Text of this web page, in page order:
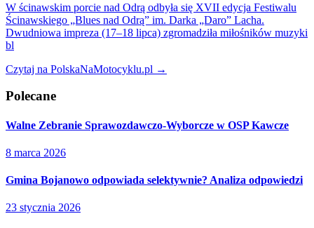
W ścinawskim porcie nad Odrą odbyła się XVII edycja Festiwalu
Ścinawskiego „Blues nad Odrą” im. Darka „Daro” Lacha.
Dwudniowa impreza (17–18 lipca) zgromadziła miłośników muzyki
bl
Czytaj na PolskaNaMotocyklu.pl →
Polecane
Walne Zebranie Sprawozdawczo-Wyborcze w OSP Kawcze
8 marca 2026
Gmina Bojanowo odpowiada selektywnie? Analiza odpowiedzi
23 stycznia 2026